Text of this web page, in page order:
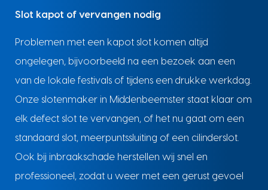
Slot kapot of vervangen nodig
Problemen met een kapot slot komen altijd
ongelegen, bijvoorbeeld na een bezoek aan een
van de lokale festivals of tijdens een drukke werkdag.
Onze slotenmaker in Middenbeemster staat klaar om
elk defect slot te vervangen, of het nu gaat om een
standaard slot, meerpuntssluiting of een cilinderslot.
Ook bij inbraakschade herstellen wij snel en
professioneel, zodat u weer met een gerust gevoel